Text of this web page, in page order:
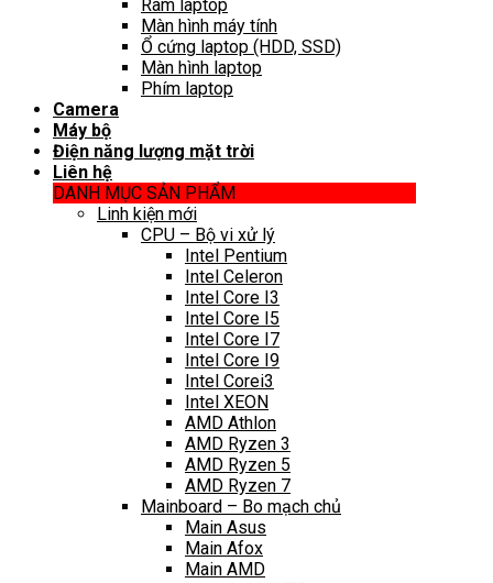
Ram laptop
Màn hình máy tính
Ổ cứng laptop (HDD, SSD)
Màn hình laptop
Phím laptop
Camera
Máy bộ
Điện năng lượng mặt trời
Liên hệ
DANH MỤC SẢN PHẨM
Linh kiện mới
CPU – Bộ vi xử lý
Intel Pentium
Intel Celeron
Intel Core I3
Intel Core I5
Intel Core I7
Intel Core I9
Intel Corei3
Intel XEON
AMD Athlon
AMD Ryzen 3
AMD Ryzen 5
AMD Ryzen 7
Mainboard – Bo mạch chủ
Main Asus
Main Afox
Main AMD